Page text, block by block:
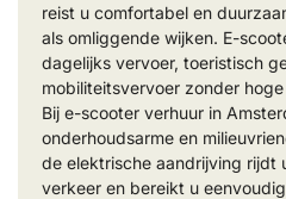
reist u comfortabel en
als omliggende wijken. E-
dagelijks vervoer, toeristisch
mobiliteitsvervoer zonder
Bij e-scooter verhuur in
onderhoudsarme en
de elektrische aandrijving rijdt
verkeer en bereikt u